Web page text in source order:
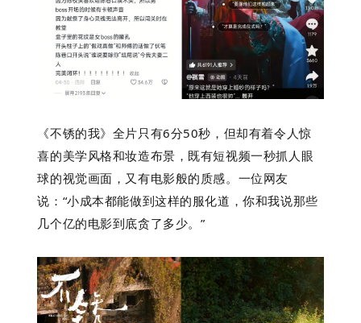
《不锈的我》全片只有6分50秒，但却有着令人惊
喜的美学风格和妆造布景，既有短视频一秒抓人眼
球的视觉画面，又有电影般的质感。一位网友
说：“小成本都能做到这样的服化道，你和我说那些
几个亿的电影到底贪了多少。”